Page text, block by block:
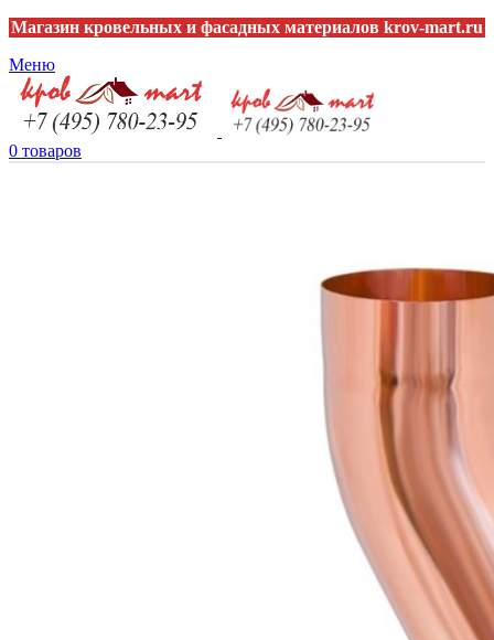
Магазин кровельных и фасадных материалов krov-mart.ru
Меню
0 товаров